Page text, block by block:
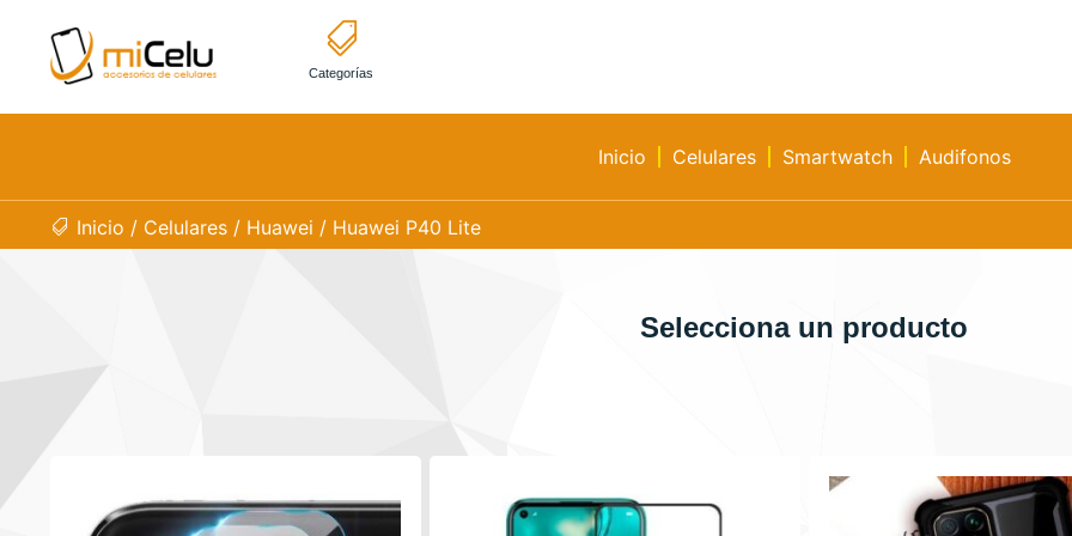
Categorías
Inicio Celulares Smartwatch Audifonos
Inicio / Celulares / Huawei / Huawei P40 Lite
Selecciona un producto